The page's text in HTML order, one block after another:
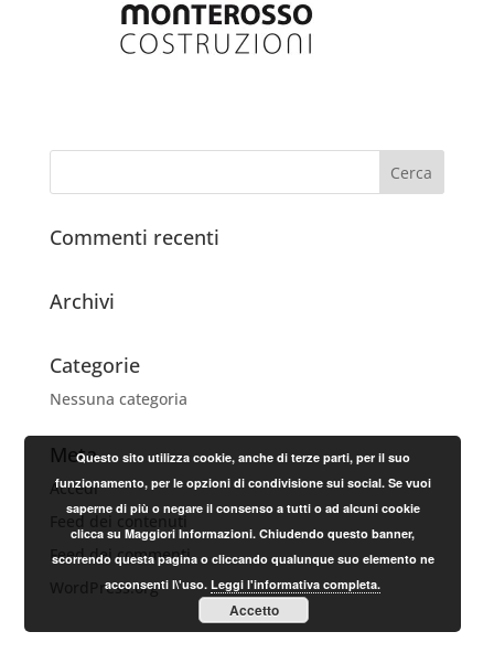
Commenti recenti
Archivi
Categorie
Nessuna categoria
Meta
Accedi
Feed dei contenuti
Feed dei commenti
WordPress.org
Questo sito utilizza cookie, anche di terze parti, per il suo
funzionamento, per le opzioni di condivisione sui social. Se vuoi
saperne di più o negare il consenso a tutti o ad alcuni cookie
clicca su Maggiori Informazioni. Chiudendo questo banner,
scorrendo questa pagina o cliccando qualunque suo elemento ne
acconsenti l\'uso.Leggi l'informativa completa.
Accetto